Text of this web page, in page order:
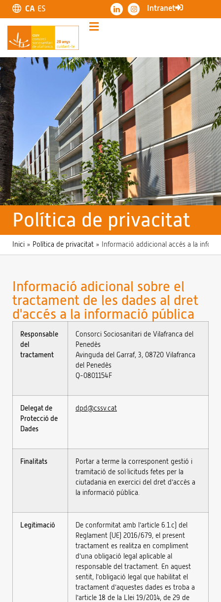
CA ES Intranet
Política de privacitat
Inici » Política de privacitat » Informació addicional accés a la
Informació adicional sobre el
tractament de les dades al dret
d'accés a la informació pública
Responsable
del
tractament
Consorci Sociosanitari de Vilafranca del
Penedès
Avinguda del Garraf, 3, 08720 Vilafranca
del Penedès
Q-0801154F
Delegat de
Protecció de
Dades
dpd@cssv.cat
Finalitats
Portar a terme la corresponent gestió i
tramitació de sol·licituds fetes per la
ciutadania en exercici del dret d’accés a
la informació pública.
Legitimació
De conformitat amb l’article 6.1.c) del
Reglament (UE) 2016/679, el present
tractament es realitza en compliment
d’una obligació legal aplicable al
responsable del tractament. En aquest
sentit, l’obligació legal que habilitat el
tractament d’aquestes dades es troba a
l’article 18 de la Llei 19/2014, de 29 de